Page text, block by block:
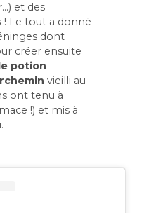
et des
! Le tout a donné
dont
créer ensuite
potion
vieilli au
ont tenu à
!) et mis à